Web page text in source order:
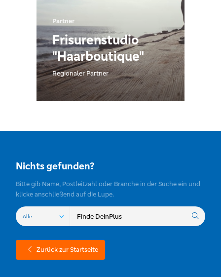
Partner
Frisurenstudio
"Haarboutique"
Regionaler Partner
Nichts gefunden?
Bitte gib Name, Postleitzahl oder Branche in der Suche ein und
klicke anschließend auf die Lupe.
Zurück zur Startseite